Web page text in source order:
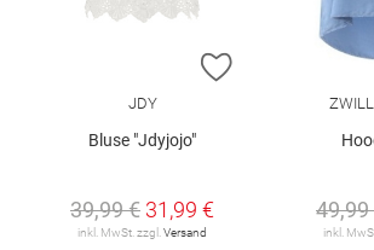
ZUR
JDY
Bluse "Jdyjojo"
39,99 € 31,99 €
inkl. MwSt. zzgl. Versand
49,99
inkl.